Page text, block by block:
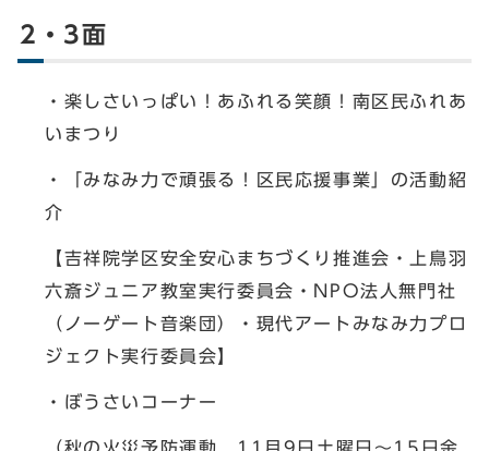
2・3面
・楽しさいっぱい！あふれる笑顔！南区民ふれあ
いまつり
・「みなみ力で頑張る！区民応援事業」の活動紹
介
【吉祥院学区安全安心まちづくり推進会・上鳥羽
六斎ジュニア教室実行委員会・NPO法人無門社
（ノーゲート音楽団）・現代アートみなみ力プロ
ジェクト実行委員会】
・ぼうさいコーナー